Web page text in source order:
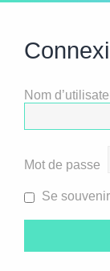
Nom
Mot de passe
Se